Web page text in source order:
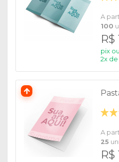
A
100
R$
pix
2x
A
25
R$